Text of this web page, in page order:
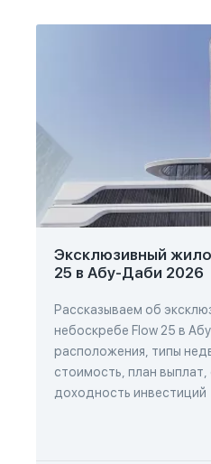
Эксклюзивный
25 в Абу-Даби 2026
Рассказываем об
небоскребе Flow 25 в
расположения, типы
стоимость, план выплат,
доходность инвестиций